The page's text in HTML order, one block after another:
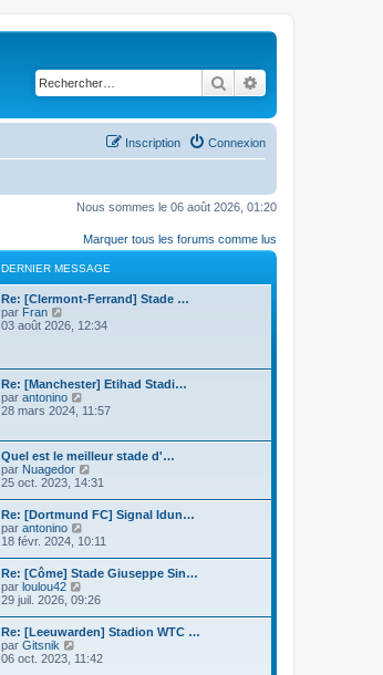
Rechercher
Connexion
Inscription
Nous sommes le 06 août 2026, 01:20
Marquer tous les forums comme lus
DERNIER MESSAGE
Re: [Clermont-Ferrand] Stade …
par Fran
o
t
e
r
e
d
e
r
n
i
e
r
m
e
s
s
a
g
e
03 août 2026, 12:34
Re: [Manchester] Etihad Stadi…
par antonino
o
u
l
t
e
r
l
d
e
r
n
i
e
r
m
s
28 mars 2024, 11:57
Quel est le meilleur stade d'…
par Nuagedor
o
s
u
t
e
r
e
d
e
r
n
i
25 oct. 2023, 14:31
Re: [Dortmund FC] Signal Idun…
par antonino
o
u
t
e
r
e
18 févr. 2024, 10:11
Re: [Côme] Stade Giuseppe Sin…
par loulou42
o
s
u
l
t
29 juil. 2026, 09:26
Re: [Leeuwarden] Stadion WTC …
par Gitsnik
o
06 oct. 2023, 11:42